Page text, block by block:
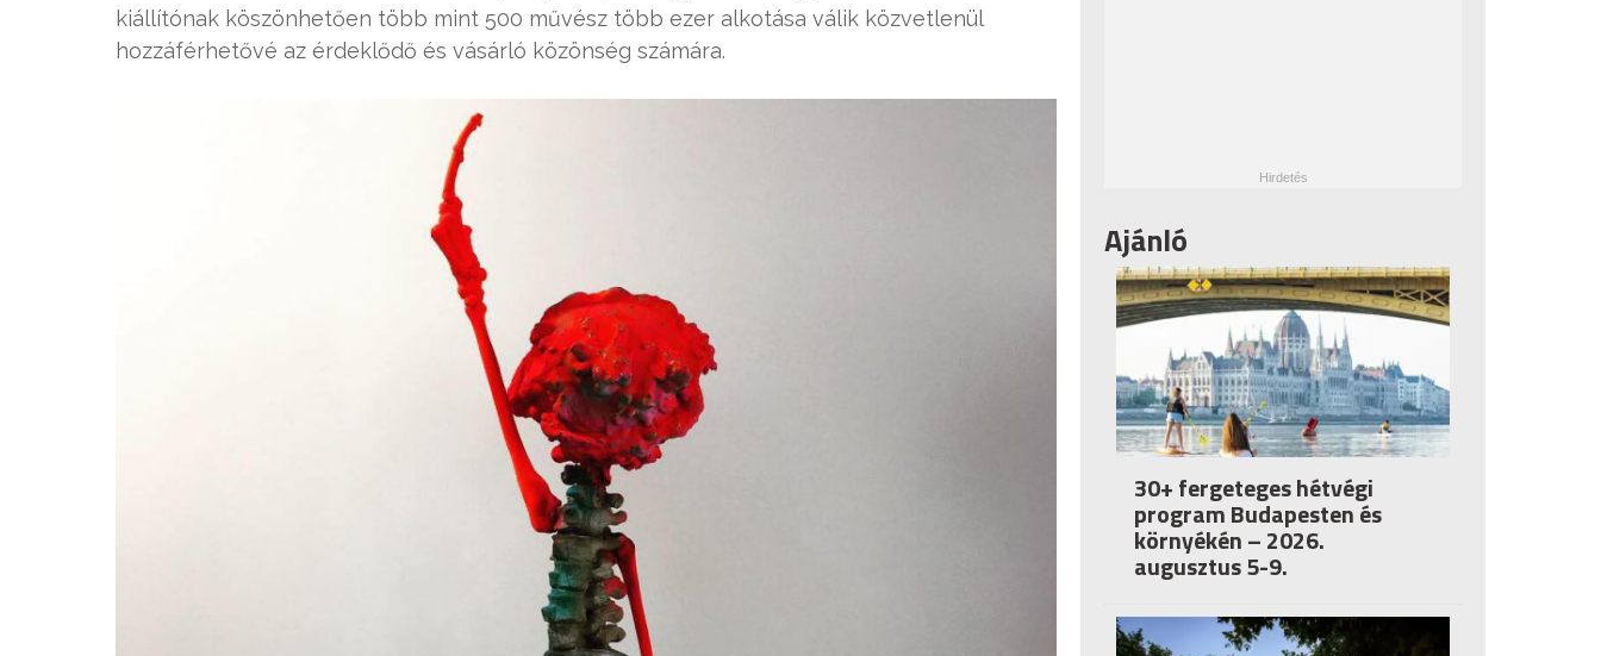
kiállítónak köszönhetően több mint 500 művész több ezer alkotása válik közvetlenül
hozzáférhetővé az érdeklődő és vásárló közönség számára.
Ajánló
30+ fergeteges hétvégi
program Budapesten és
környékén – 2026.
augusztus 5-9.